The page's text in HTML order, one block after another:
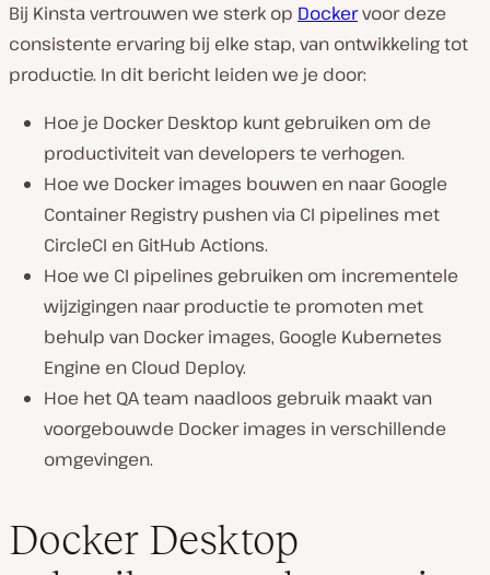
Bij Kinsta vertrouwen we sterk op Dockervoor deze
consistente ervaring bij elke stap, van ontwikkeling tot
productie. In dit bericht leiden we je door:
Hoe je Docker Desktop kunt gebruiken om de
productiviteit van developers te verhogen.
Hoe we Docker images bouwen en naar Google
Container Registry pushen via CI pipelines met
CircleCI en GitHub Actions.
Hoe we CI pipelines gebruiken om incrementele
wijzigingen naar productie te promoten met
behulp van Docker images, Google Kubernetes
Engine en Cloud Deploy.
Hoe het QA team naadloos gebruik maakt van
voorgebouwde Docker images in verschillende
omgevingen.
Docker Desktop